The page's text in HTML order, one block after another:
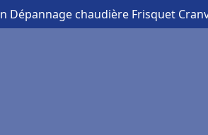
Dépannage chaudière Frisquet